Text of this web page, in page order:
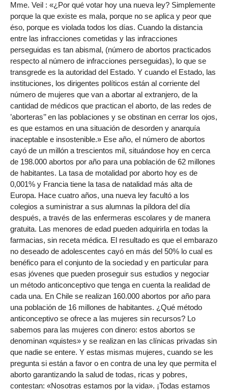
Mme. Veil : «¿Por qué votar hoy una nueva ley? Simplemente
porque la que existe es mala, porque no se aplica y peor que
éso, porque es violada todos los días. Cuando la distancia
entre las infracciones cometidas y las infracciones
perseguidas es tan abismal, (número de abortos practicados
respecto al número de infracciones perseguidas), lo que se
transgrede es la autoridad del Estado. Y cuando el Estado, las
instituciones, los dirigentes políticos están al corriente del
número de mujeres que van a abortar al extranjero, de la
cantidad de médicos que practican el aborto, de las redes de
’aborteras’’ en las poblaciones y se obstinan en cerrar los ojos,
es que estamos en una situación de desorden y anarquía
inaceptable e insostenible.» Ese año, el número de abortos
cayó de un millón a trescientos mil, situándose hoy en cerca
de 198.000 abortos por año para una población de 62 millones
de habitantes. La tasa de motalidad por aborto hoy es de
0,001% y Francia tiene la tasa de natalidad más alta de
Europa. Hace cuatro años, una nueva ley facultó a los
colegios a suministrar a sus alumnas la píldora del día
después, a través de las enfermeras escolares y de manera
gratuita. Las menores de edad pueden adquirirla en todas la
farmacias, sin receta médica. El resultado es que el embarazo
no deseado de adolescentes cayó en más del 50% lo cual es
benéfico para el conjunto de la sociedad y en particular para
esas jóvenes que pueden proseguir sus estudios y negociar
un método anticonceptivo que tenga en cuenta la realidad de
cada una. En Chile se realizan 160.000 abortos por año para
una población de 16 millones de habitantes. ¿Qué método
anticonceptivo se ofrece a las mujeres sin recursos? Lo
sabemos para las mujeres con dinero: estos abortos se
denominan «quistes» y se realizan en las clínicas privadas sin
que nadie se entere. Y estas mismas mujeres, cuando se les
pregunta si están a favor o en contra de una ley que permita el
aborto garantizando la salud de todas, ricas y pobres,
contestan: «Nosotras estamos por la vida». ¡Todas estamos